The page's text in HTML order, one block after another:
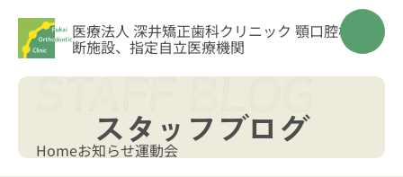
医療法人 深井矯正歯科クリニック 顎口腔機能診
断施設、指定自立医療機関
スタッフブログ
Homeお知らせ運動会